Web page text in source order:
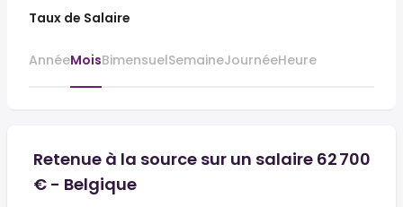
Taux de Salaire
AnnéeMoisBimensuelSemaineJournéeHeure
Retenue à la source sur un salaire 62 700
€ - Belgique